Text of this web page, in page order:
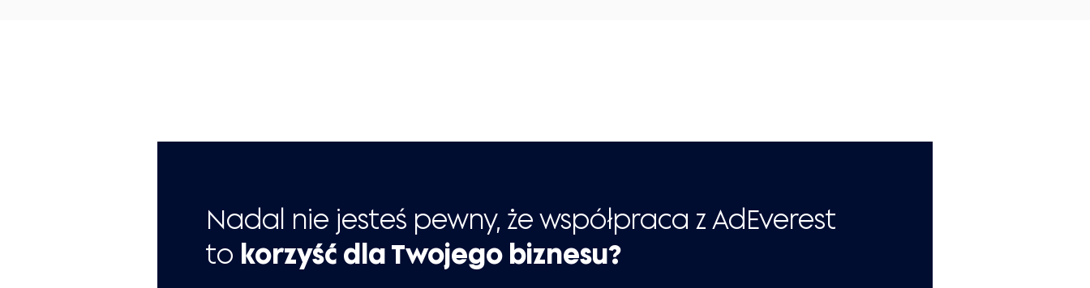
Nadal nie jesteś pewny, że współpraca z AdEverest
to korzyść dla Twojego biznesu?